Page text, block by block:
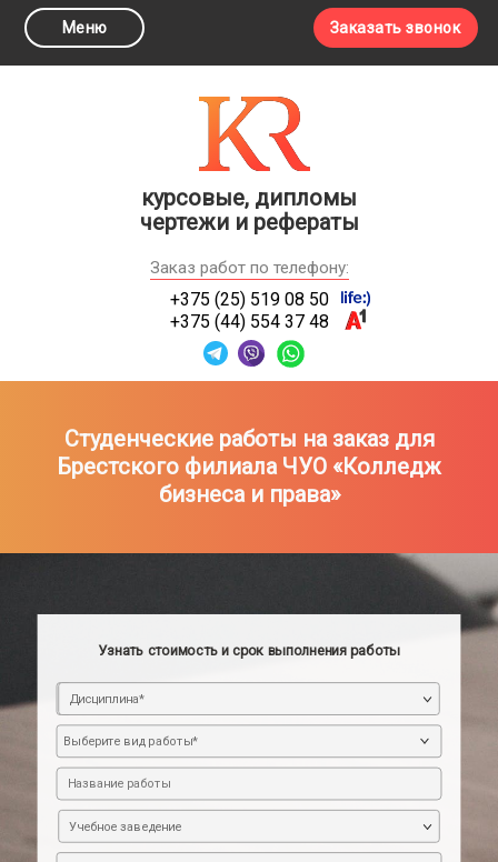
Меню Заказать звонок
курсовые, дипломы
чертежи и рефераты
Заказ работ по телефону:
+375 (25) 519 08 50
+375 (44) 554 37 48
Студенческие работы на заказ для
Брестского филиала ЧУО «Колледж
бизнеса и права»
Узнать стоимость и срок выполнения работы
Дисциплина*
Учебное заведение